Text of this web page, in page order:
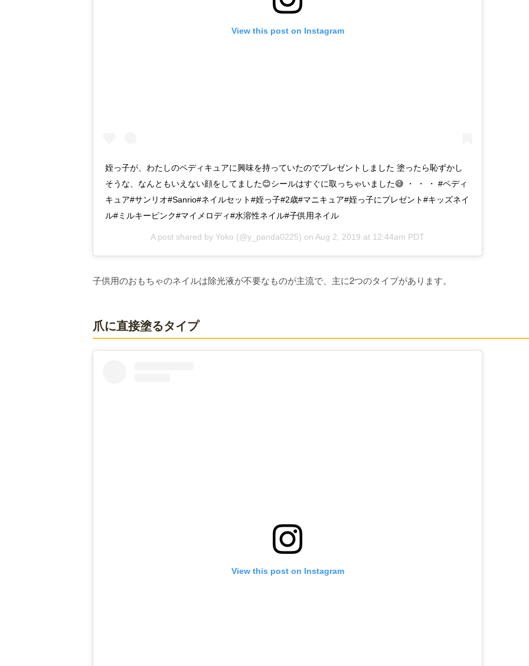
View this post on Instagram
姪っ子が、わたしのペディキュアに興味を持っていたのでプレゼントしました 塗ったら恥ずかし
そうな、なんともいえない顔をしてました😊シールはすぐに取っちゃいました😅 ・ ・ ・ #ペディ
キュア#サンリオ#Sanrio#ネイルセット#姪っ子#2歳#マニキュア#姪っ子にプレゼント#キッズネイ
ル#ミルキーピンク#マイメロディ#水溶性ネイル#子供用ネイル
A post shared by Yoko (@y_panda0225) on Aug 2, 2019 at 12:44am PDT
子供用のおもちゃのネイルは除光液が不要なものが主流で、主に2つのタイプがあります。
爪に直接塗るタイプ
View this post on Instagram